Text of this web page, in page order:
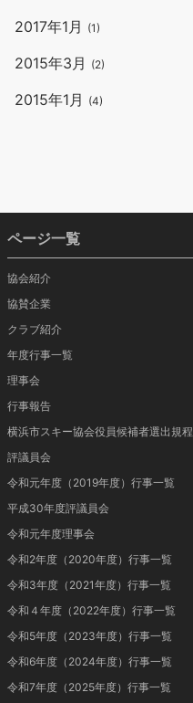
2017年1月 (1)
2015年3月 (2)
2015年1月 (4)
ページ一覧
協会紹介
協賛企業
クラブ紹介
年度行事一覧
理事会
行事報告
横浜市スキー協会役員候補者選出規程
評議員会
令和元年度（2019年度）行事一覧
平成30年度評議員会
令和元年度理事会
令和2年度（2020年度）行事一覧
令和3年度（2021年度）行事一覧
令和４年度（2022年度）行事一覧
令和5年度（2023年度）行事一覧
令和6年度（2024年度）行事一覧
令和7年度（2025年度）行事一覧